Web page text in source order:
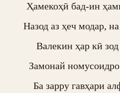
Ҳамекоҳӣ бад-ин
Назод аз ҳеч модар,
Валекин ҳар кӣ
Замонай
Ба зарру гавҳари